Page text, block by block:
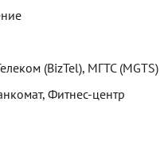
(BizTel), МГТС (MGTS)
Фитнес-центр